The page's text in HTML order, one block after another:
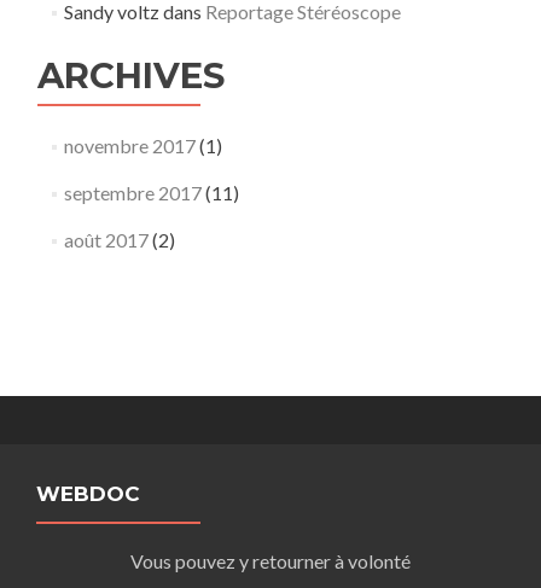
Sandy voltzdans Reportage Stéréoscope
ARCHIVES
novembre 2017(1)
septembre 2017(11)
août 2017(2)
WEBDOC
Vous pouvez y retourner à volonté